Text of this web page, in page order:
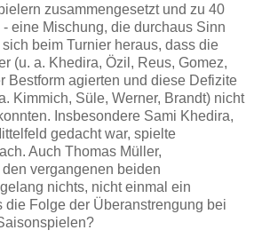
zusammengesetzt und zu 40
eine Mischung, die durchaus Sinn
beim Turnier heraus, dass die
(u. a. Khedira, Özil, Reus, Gomez,
Bestform agierten und diese Defizite
Kimmich, Süle, Werner, Brandt) nicht
Insbesondere Sami Khedira,
gedacht war, spielte
Auch Thomas Müller,
vergangenen beiden
nichts, nicht einmal ein
die Folge der Überanstrengung bei